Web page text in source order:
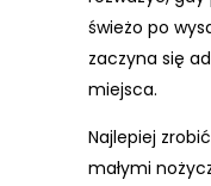
świeżo po
zaczyna się
miejsca.
Najlepiej
małymi